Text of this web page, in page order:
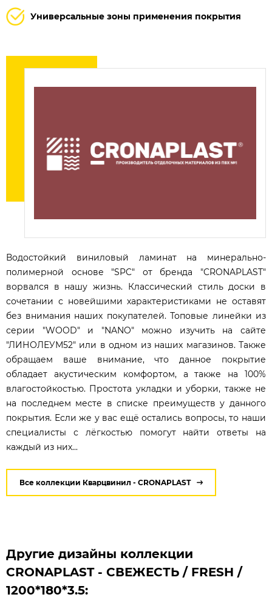
Универсальные зоны применения покрытия
Водостойкий виниловый ламинат на минерально-
полимерной основе "SPC" от бренда "CRONAPLAST"
ворвался в нашу жизнь. Классический стиль доски в
сочетании с новейшими характеристиками не оставят
без внимания наших покупателей. Топовые линейки из
серии "WOOD" и "NANO" можно изучить на сайте
"ЛИНОЛЕУМ52" или в одном из наших магазинов. Также
обращаем ваше внимание, что данное покрытие
обладает акустическим комфортом, а также на 100%
влагостойкостью. Простота укладки и уборки, также не
на последнем месте в списке преимуществ у данного
покрытия. Если же у вас ещё остались вопросы, то наши
специалисты с лёгкостью помогут найти ответы на
каждый из них...
Все коллекции Кварцвинил - CRONAPLAST
Другие дизайны коллекции
CRONAPLAST - СВЕЖЕСТЬ / FRESH /
1200*180*3.5: